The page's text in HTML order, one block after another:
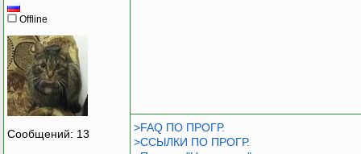
Offline
Сообщений: 13
>FAQ ПО ПРОГР.
>ССЫЛКИ ПО ПРОГР.